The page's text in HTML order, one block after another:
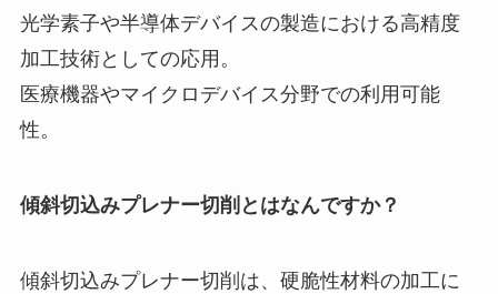
光学素子や半導体デバイスの製造における高精度
加工技術としての応用。
医療機器やマイクロデバイス分野での利用可能
性。
傾斜切込みプレナー切削とはなんですか？
傾斜切込みプレナー切削は、硬脆性材料の加工に